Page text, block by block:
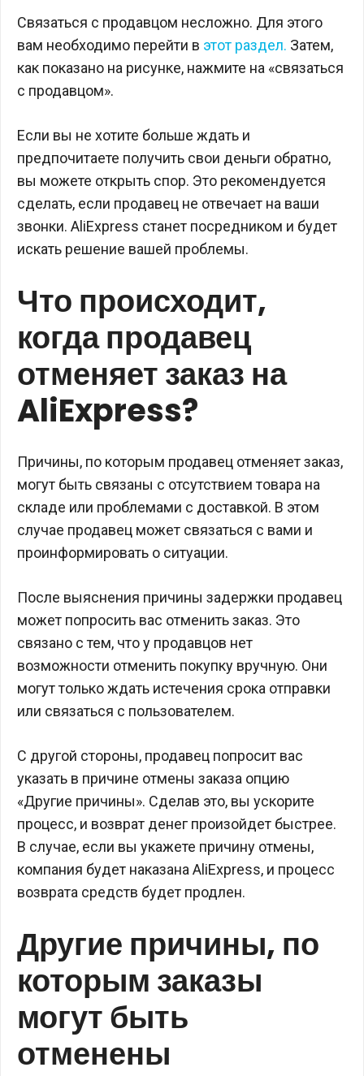
Связаться с продавцом несложно. Для этого
вам необходимо перейти в этот раздел. Затем,
как показано на рисунке, нажмите на «связаться
с продавцом».
Если вы не хотите больше ждать и
предпочитаете получить свои деньги обратно,
вы можете открыть спор. Это рекомендуется
сделать, если продавец не отвечает на ваши
звонки. AliExpress станет посредником и будет
искать решение вашей проблемы.
Что происходит,
когда продавец
отменяет заказ на
AliExpress?
Причины, по которым продавец отменяет заказ,
могут быть связаны с отсутствием товара на
складе или проблемами с доставкой. В этом
случае продавец может связаться с вами и
проинформировать о ситуации.
После выяснения причины задержки продавец
может попросить вас отменить заказ. Это
связано с тем, что у продавцов нет
возможности отменить покупку вручную. Они
могут только ждать истечения срока отправки
или связаться с пользователем.
С другой стороны, продавец попросит вас
указать в причине отмены заказа опцию
«Другие причины». Сделав это, вы ускорите
процесс, и возврат денег произойдет быстрее.
В случае, если вы укажете причину отмены,
компания будет наказана AliExpress, и процесс
возврата средств будет продлен.
Другие причины, по
которым заказы
могут быть
отменены